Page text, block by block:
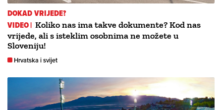
DOKAD VRIJEDE?
VIDEO | Koliko nas ima takve dokumente? Kod nas
vrijede, ali s isteklim osobnima ne možete u
Sloveniju!
Hrvatska i svijet